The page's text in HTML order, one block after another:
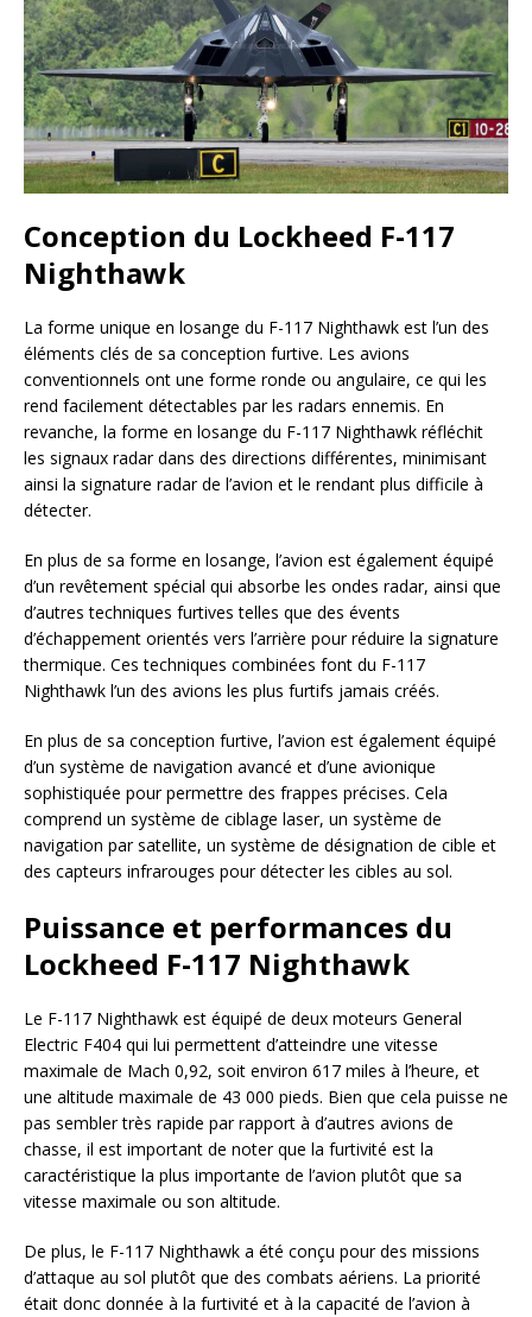
Conception du Lockheed F-117
Nighthawk
La forme unique en losange du F-117 Nighthawk est l’un des
éléments clés de sa conception furtive. Les avions
conventionnels ont une forme ronde ou angulaire, ce qui les
rend facilement détectables par les radars ennemis. En
revanche, la forme en losange du F-117 Nighthawk réfléchit
les signaux radar dans des directions différentes, minimisant
ainsi la signature radar de l’avion et le rendant plus difficile à
détecter.
En plus de sa forme en losange, l’avion est également équipé
d’un revêtement spécial qui absorbe les ondes radar, ainsi que
d’autres techniques furtives telles que des évents
d’échappement orientés vers l’arrière pour réduire la signature
thermique. Ces techniques combinées font du F-117
Nighthawk l’un des avions les plus furtifs jamais créés.
En plus de sa conception furtive, l’avion est également équipé
d’un système de navigation avancé et d’une avionique
sophistiquée pour permettre des frappes précises. Cela
comprend un système de ciblage laser, un système de
navigation par satellite, un système de désignation de cible et
des capteurs infrarouges pour détecter les cibles au sol.
Puissance et performances du
Lockheed F-117 Nighthawk
Le F-117 Nighthawk est équipé de deux moteurs General
Electric F404 qui lui permettent d’atteindre une vitesse
maximale de Mach 0,92, soit environ 617 miles à l’heure, et
une altitude maximale de 43 000 pieds. Bien que cela puisse ne
pas sembler très rapide par rapport à d’autres avions de
chasse, il est important de noter que la furtivité est la
caractéristique la plus importante de l’avion plutôt que sa
vitesse maximale ou son altitude.
De plus, le F-117 Nighthawk a été conçu pour des missions
d’attaque au sol plutôt que des combats aériens. La priorité
était donc donnée à la furtivité et à la capacité de l’avion à